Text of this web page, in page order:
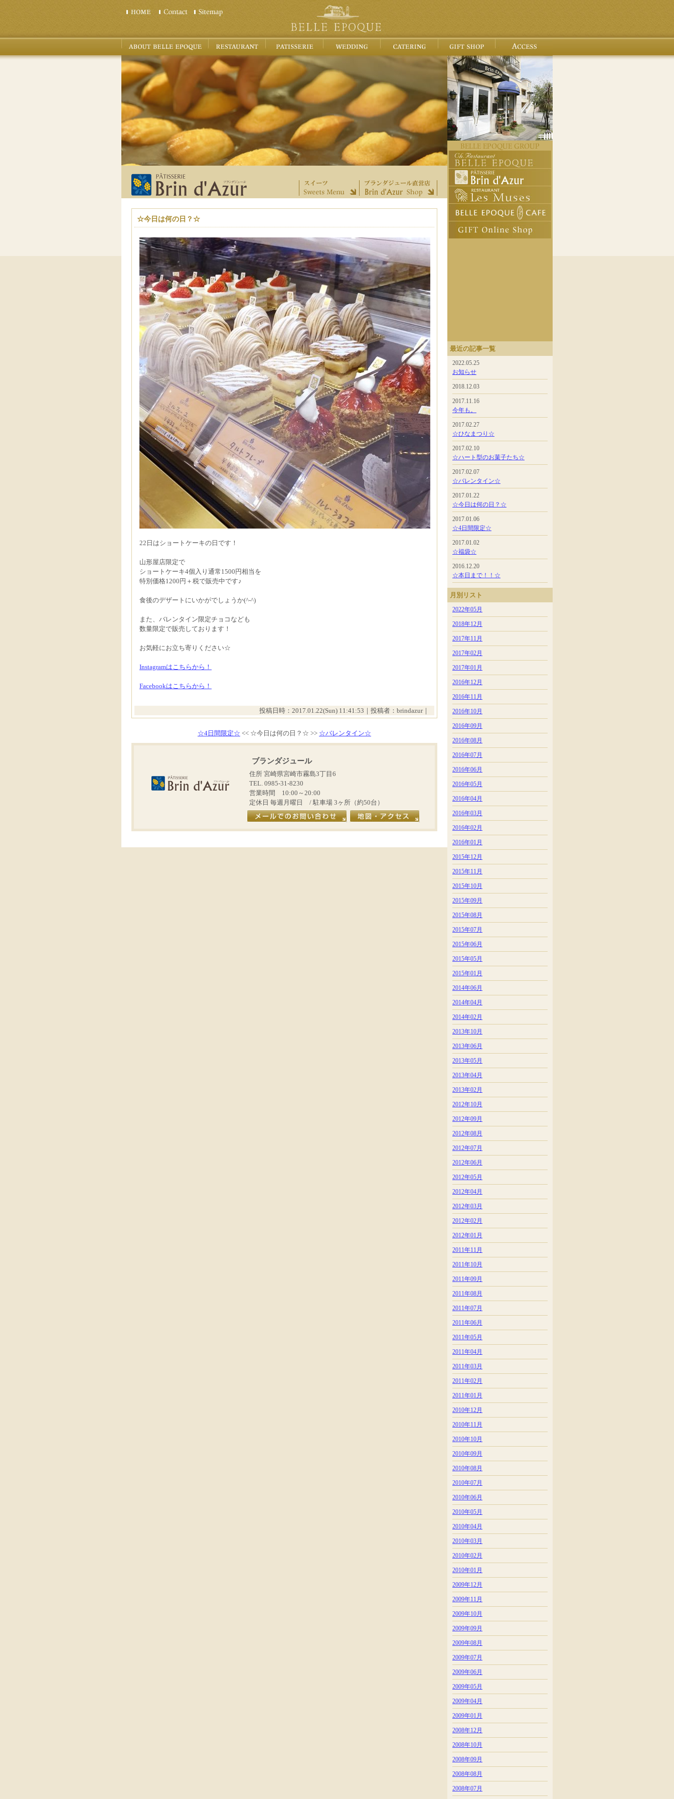
☆今日は何の日？☆
22日はショートケーキの日です！
山形屋店限定で
ショートケーキ4個入り通常1500円相当を
特別価格1200円＋税で販売中です♪
食後のデザートにいかがでしょうか(^-^)
また、バレンタイン限定チョコなども
数量限定で販売しております！
お気軽にお立ち寄りください☆
Instagramはこちらから！
Facebookはこちらから！
投稿日時：2017.01.22(Sun) 11:41:53｜投稿者：brindazur｜
☆4日間限定☆ << ☆今日は何の日？☆ >> ☆バレンタイン☆
ブランダジュール
住所 宮崎県宮崎市霧島3丁目6
TEL. 0985-31-8230
営業時間 10:00～20:00
定休日 毎週月曜日 / 駐車場 3ヶ所（約50台）
最近の記事一覧
2022.05.25
お知らせ
2018.12.03
2017.11.16
今年も。
2017.02.27
☆ひなまつり☆
2017.02.10
☆ハート型のお菓子たち☆
2017.02.07
☆バレンタイン☆
2017.01.22
☆今日は何の日？☆
2017.01.06
☆4日間限定☆
2017.01.02
☆福袋☆
2016.12.20
☆本日まで！！☆
月別リスト
2022年05月
2018年12月
2017年11月
2017年02月
2017年01月
2016年12月
2016年11月
2016年10月
2016年09月
2016年08月
2016年07月
2016年06月
2016年05月
2016年04月
2016年03月
2016年02月
2016年01月
2015年12月
2015年11月
2015年10月
2015年09月
2015年08月
2015年07月
2015年06月
2015年05月
2015年01月
2014年06月
2014年04月
2014年02月
2013年10月
2013年06月
2013年05月
2013年04月
2013年02月
2012年10月
2012年09月
2012年08月
2012年07月
2012年06月
2012年05月
2012年04月
2012年03月
2012年02月
2012年01月
2011年11月
2011年10月
2011年09月
2011年08月
2011年07月
2011年06月
2011年05月
2011年04月
2011年03月
2011年02月
2011年01月
2010年12月
2010年11月
2010年10月
2010年09月
2010年08月
2010年07月
2010年06月
2010年05月
2010年04月
2010年03月
2010年02月
2010年01月
2009年12月
2009年11月
2009年10月
2009年09月
2009年08月
2009年07月
2009年06月
2009年05月
2009年04月
2009年01月
2008年12月
2008年10月
2008年09月
2008年08月
2008年07月